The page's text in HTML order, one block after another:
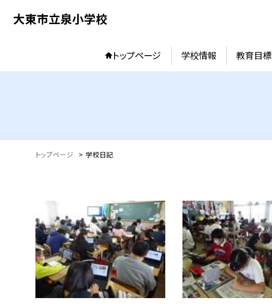
大東市立泉小学校
トップページ 学校情報 教育目標
トップページ > 学校日記